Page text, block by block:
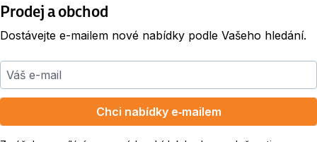
Prodej a obchod
Dostávejte e-mailem nové nabídky podle Vašeho hledání.
Váš e-mail
Chci nabídky e‑mailem